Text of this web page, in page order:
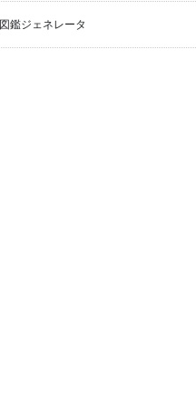
図鑑ジェネレータ